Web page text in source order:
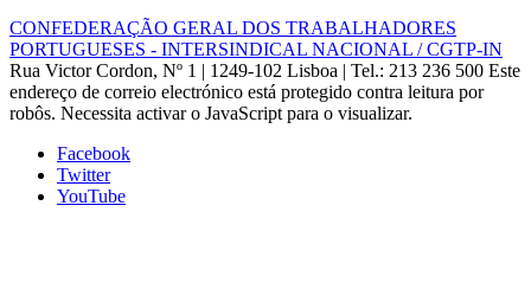
CONFEDERAÇÃO GERAL DOS TRABALHADORES
PORTUGUESES - INTERSINDICAL NACIONAL / CGTP-IN
Rua Victor Cordon, Nº 1 | 1249-102 Lisboa | Tel.: 213 236 500 Este
endereço de correio electrónico está protegido contra leitura por
robôs. Necessita activar o JavaScript para o visualizar.
Facebook
Twitter
YouTube